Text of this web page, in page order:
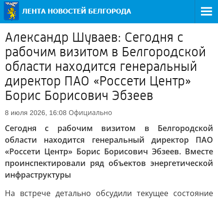
Александр Шуваев: Сегодня с
рабочим визитом в Белгородской
области находится генеральный
директор ПАО «Россети Центр»
Борис Борисович Эбзеев
8 июля 2026, 16:08 Официально
Сегодня с рабочим визитом в Белгородской
области находится генеральный директор ПАО
«Россети Центр» Борис Борисович Эбзеев. Вместе
проинспектировали ряд объектов энергетической
инфраструктуры
На встрече детально обсудили текущее состояние